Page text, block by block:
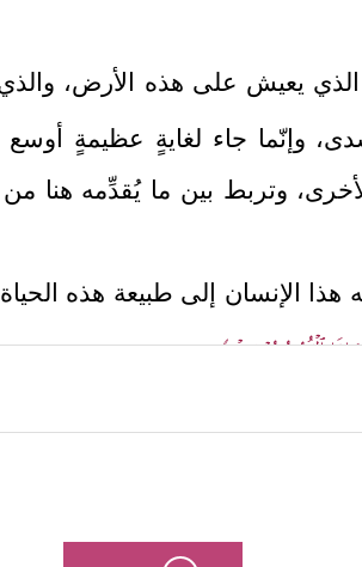
يعيش على هذه الأرض،
وإنّما جاء لغايةٍ عظيمةٍ
الأخرى، وتربط بين ما يُقدِّمه
الإنسان إلى طبيعة هذه الحياة
ٱلۡقُبُورُ بُعۡثِرَتۡ﴾.
الكاملة؛ لتؤكِّد له أن كلَّ عملٍ